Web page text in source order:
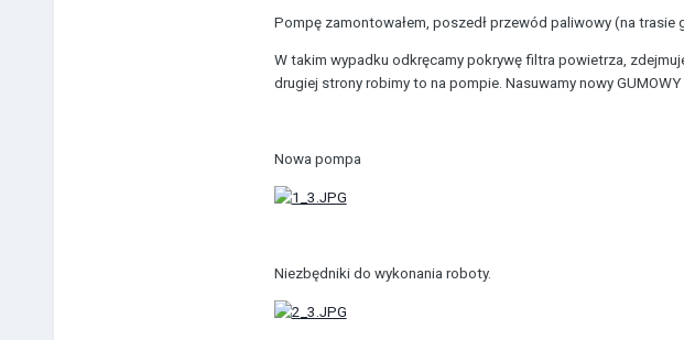
Pompę zamontowałem, poszedł przewód paliwowy (na trasie
W takim wypadku odkręcamy pokrywę filtra powietrza,
drugiej strony robimy to na pompie. Nasuwamy nowy
Nowa pompa
Niezbędniki do wykonania roboty.